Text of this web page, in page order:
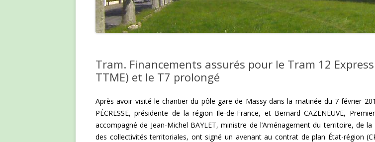
Tram. Financements assurés pour le Tram 12
TTME) et le T7 prolongé
Après avoir visité le chantier du pôle gare de Massy dans la matinée du 7 février
PÉCRESSE, présidente de la région Ile-de-France, et Bernard CAZENEUVE,
accompagné de Jean-Michel BAYLET, ministre de l’Aménagement du territoire, de
des collectivités territoriales, ont signé un avenant au contrat de plan État-région